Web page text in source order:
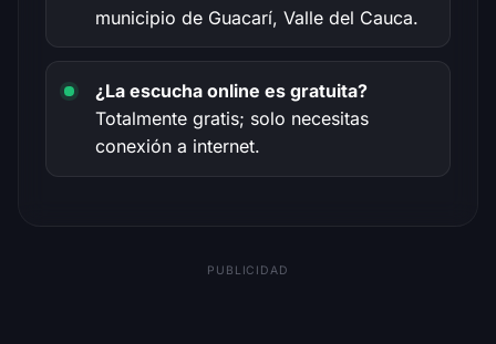
municipio de Guacarí, Valle del Cauca.
¿La escucha online es gratuita?
Totalmente gratis; solo necesitas
conexión a internet.
PUBLICIDAD